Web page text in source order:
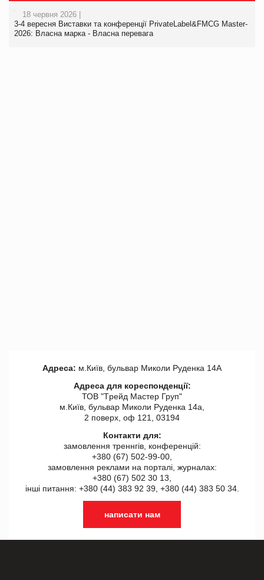
18 червня 2026 |
3-4 вересня Виставки та конференції PrivateLabel&FMCG Master-
2026: Власна марка - Власна перевага
Адреса: м.Київ, бульвар Миколи Руденка 14А
Адреса для кореспонденції:
ТОВ "Tрейд Мастер Груп"
м.Київ, бульвар Миколи Руденка 14а,
2 поверх, оф 121, 03194
Контакти для:
замовлення треннгів, конференцій:
+380 (67) 502-99-00,
замовлення реклами на порталі, журналах:
+380 (67) 502 30 13,
інші питання: +380 (44) 383 92 39, +380 (44) 383 50 34.
написати нам